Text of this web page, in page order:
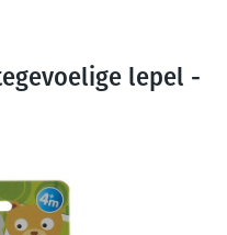
lepel -